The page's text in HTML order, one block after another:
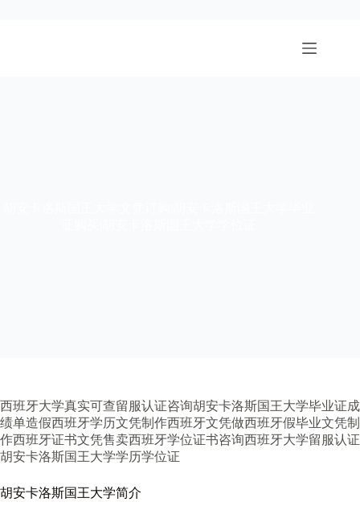
西班牙大学真实可查留服认证咨询胡安卡洛斯国王大学毕业证成
绩单造假西班牙学历文凭制作西班牙文凭做西班牙假毕业文凭制
作西班牙证书文凭售卖西班牙学位证书咨询西班牙大学留服认证
胡安卡洛斯国王大学学历学位证
胡安卡洛斯国王大学简介